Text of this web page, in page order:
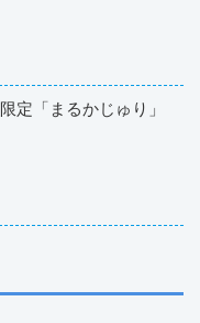
定「まるかじゅり」